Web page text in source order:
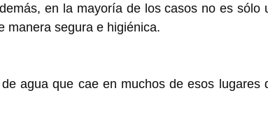
en la mayoría de los casos no es sólo
manera segura e higiénica.
agua que cae en muchos de esos lugares